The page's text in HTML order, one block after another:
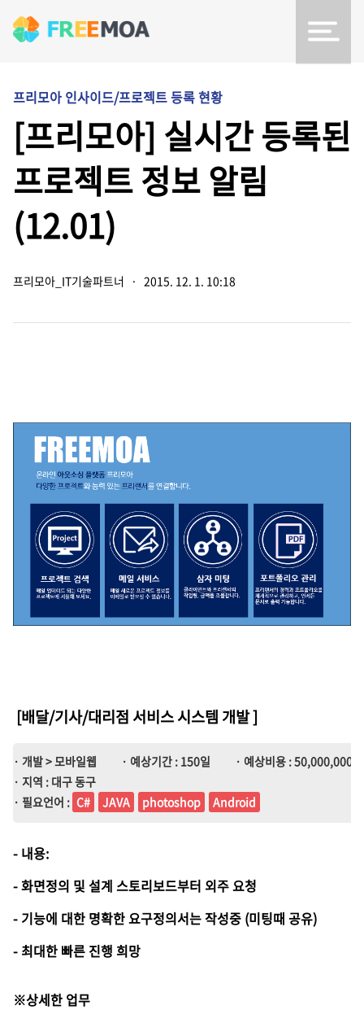
프리모아 인사이드/프로젝트 등록 현황
[프리모아] 실시간 등록된
프로젝트 정보 알림
(12.01)
프리모아_IT기술파트너 · 2015. 12. 1. 10:18
[배달/기사/대리점 서비스 시스템 개발]
· 개발 > 모바일웹 · 예상기간 : 150일
· 예상비용 : 50,000,000
· 지역 : 대구 동구
· 필요언어 : C# JAVA photoshop Android
- 내용:
- 화면정의 및 설계 스토리보드부터 외주 요청
- 기능에 대한 명확한 요구정의서는 작성중 (미팅때 공유)
- 최대한 빠른 진행 희망
※상세한 업무